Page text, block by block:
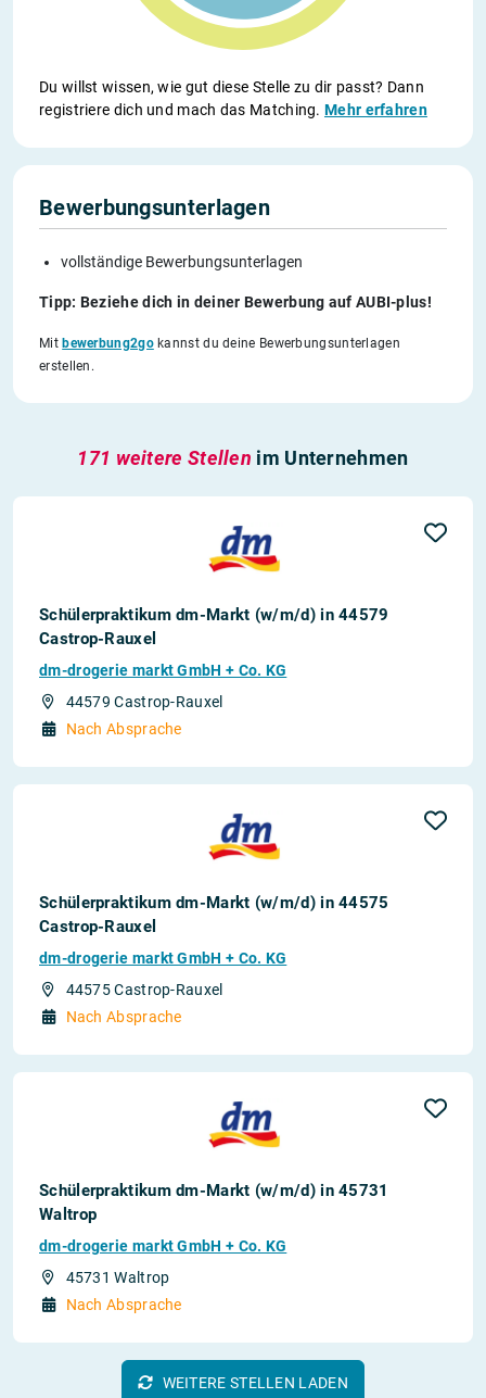
Du willst wissen, wie gut diese Stelle zu dir passt? Dann
registriere dich und mach das Matching.Mehr erfahren
Bewerbungsunterlagen
vollständige Bewerbungsunterlagen
Tipp: Beziehe dich in deiner Bewerbung auf AUBI-plus!
Mitbewerbung2gokannst du deine Bewerbungsunterlagen
erstellen.
171 weitere Stellen im Unternehmen
Schülerpraktikum dm-Markt (w/m/d) in 44579
Castrop-Rauxel
dm-drogerie markt GmbH + Co. KG
44579 Castrop-Rauxel
Nach Absprache
Schülerpraktikum dm-Markt (w/m/d) in 44575
Castrop-Rauxel
dm-drogerie markt GmbH + Co. KG
44575 Castrop-Rauxel
Nach Absprache
Schülerpraktikum dm-Markt (w/m/d) in 45731
Waltrop
dm-drogerie markt GmbH + Co. KG
45731 Waltrop
Nach Absprache
WEITERE STELLEN LADEN